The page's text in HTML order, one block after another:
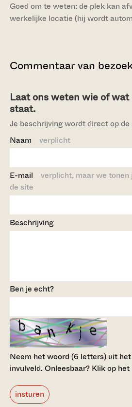
Goed om te weten: de plek kan
werkelijke locatie (hij wordt
Commentaar van
Laat ons weten wie of wat
staat.
Je beschrijving wordt direct op de
Naam verplicht
E-mail verplicht, maar we tonen
de site
Beschrijving
Ben je echt?
Neem het woord (6 letters) uit
invulveld.Onleesbaar? Klik op
insturen